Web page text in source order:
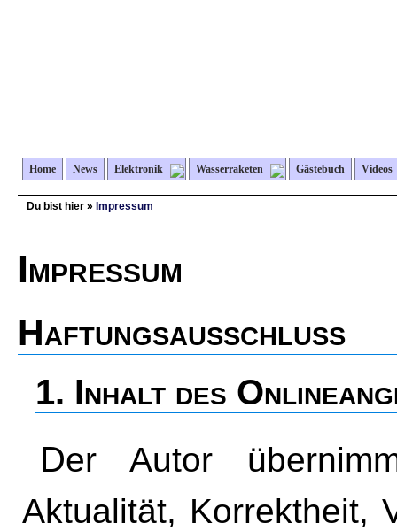
Home News Elektronik Wasserraketen Gästebuch Videos
Du bist hier » Impressum
Impressum
Haftungsausschluss
1. Inhalt des
Der Autor übernimmt keinerlei Gewähr für die
Aktualität, Korrektheit,